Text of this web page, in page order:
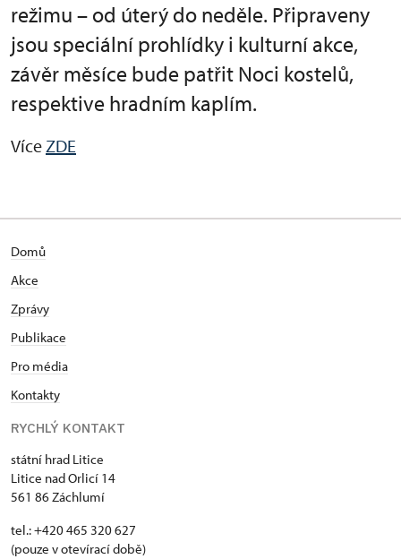
režimu – od úterý do neděle. Připraveny
jsou speciální prohlídky i kulturní akce,
závěr měsíce bude patřit Noci kostelů,
respektive hradním kaplím.
VíceZDE
Domů
Akce
Zprávy
Publikace
Pro média
Kontakty
RYCHLÝ KONTAKT
státní hrad Litice
Litice nad Orlicí 14
561 86 Záchlumí
tel.: +420 465 320 627
(pouze v otevírací době)